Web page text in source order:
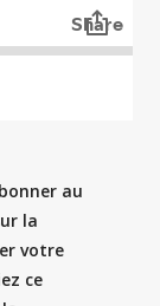
au
la
votre
ce